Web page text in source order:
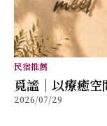
民宿推薦
覓謐｜以療癒
放鬆的質感生活
2026/07/29